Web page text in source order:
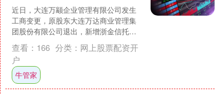
近日，大连万颛企业管理有限公司发生
工商变更，原股东大连万达商业管理集
团股份有限公司退出，新增浙金信托旗
下苏州联商柒号商业管理有限公司为全
资股东，同时发生法定代表....
查看： 166 分类： 网上股票配资开
户
牛管家